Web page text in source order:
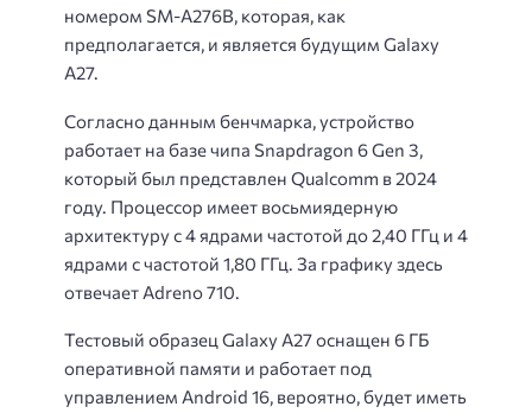
номером SM-A276B, которая, как
предполагается, и является будущим Galaxy
A27.
Согласно данным бенчмарка, устройство
работает на базе чипа Snapdragon 6 Gen 3,
который был представлен Qualcomm в 2024
году. Процессор имеет восьмиядерную
архитектуру с 4 ядрами частотой до 2,40 ГГц и 4
ядрами с частотой 1,80 ГГц. За графику здесь
отвечает Adreno 710.
Тестовый образец Galaxy A27 оснащен 6 ГБ
оперативной памяти и работает под
управлением Android 16, вероятно, будет иметь